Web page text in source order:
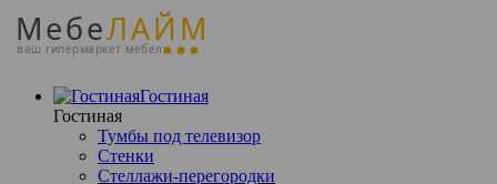
МебеЛАЙМ
ваш гипермаркет мебели
Гостиная
Гостиная
Тумбы под телевизор
Стенки
Стеллажи-перегородки